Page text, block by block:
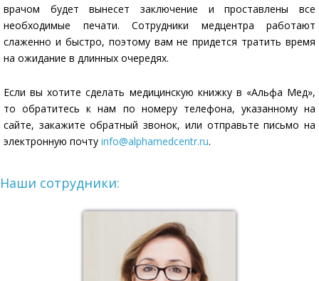
врачом будет вынесет заключение и проставлены все
необходимые печати. Сотрудники медцентра работают
слаженно и быстро, поэтому вам не придется тратить время
на ожидание в длинных очередях.
Если вы хотите сделать медицинскую книжку в «Альфа Мед»,
то обратитесь к нам по номеру телефона, указанному на
сайте, закажите обратный звонок, или отправьте письмо на
электронную почту info@alphamedcentr.ru.
Наши сотрудники: